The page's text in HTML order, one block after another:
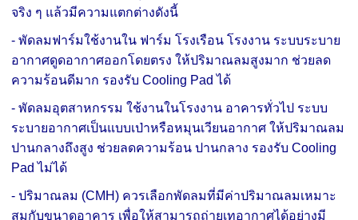
จริง ๆ แล้วมีความแตกต่างดังนี้
- พัดลมฟาร์มใช้งานใน ฟาร์ม โรงเรือน โรงงาน ระบบระบาย
อากาศดูดอากาศออกโดยตรง ให้ปริมาณลมสูงมาก ช่วยลด
ความร้อนดีมาก รองรับ Cooling Pad ได้
- พัดลมอุตสาหกรรม ใช้งานในโรงงาน อาคารทั่วไป ระบบ
ระบายอากาศเป็นแบบเป่าหรือหมุนเวียนอากาศ ให้ปริมาณลม
ปานกลางถึงสูง ช่วยลดความร้อน ปานกลาง รองรับ Cooling
Pad ไม่ได้
- ปริมาณลม (CMH) ควรเลือกพัดลมที่มีค่าปริมาณลมเหมาะ
สมกับขนาดอาคาร เพื่อให้สามารถถ่ายเทอากาศได้อย่างมี